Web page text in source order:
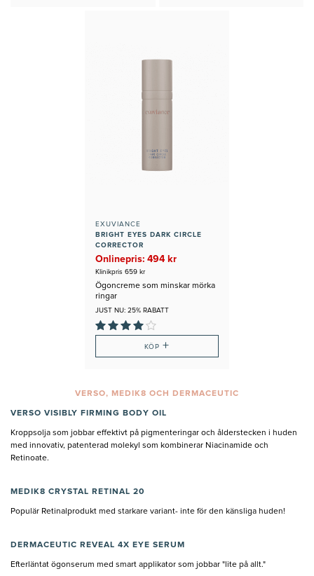
EXUVIANCE
BRIGHT EYES DARK CIRCLE
CORRECTOR
Onlinepris: 494 kr
Klinikpris 659 kr
Ögoncreme som minskar mörka
ringar
JUST NU: 25% RABATT
KÖP +
VERSO, MEDIK8 OCH DERMACEUTIC
VERSO VISIBLY FIRMING BODY OIL
Kroppsolja som jobbar effektivt på pigmenteringar och ålderstecken i huden
med innovativ, patenterad molekyl som kombinerar Niacinamide och
Retinoate.
MEDIK8 CRYSTAL RETINAL 20
Populär Retinalprodukt med starkare variant- inte för den känsliga huden!
DERMACEUTIC REVEAL 4X EYE SERUM
Efterläntat ögonserum med smart applikator som jobbar "lite på allt."